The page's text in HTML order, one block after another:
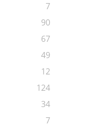
7
90
67
49
12
124
34
7